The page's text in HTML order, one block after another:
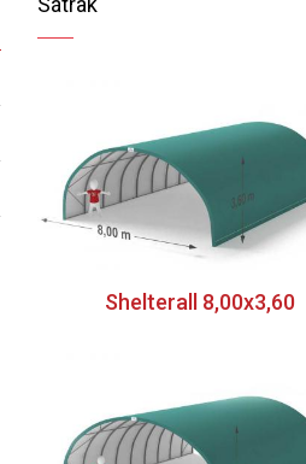
Shelterall 8,00x3,60